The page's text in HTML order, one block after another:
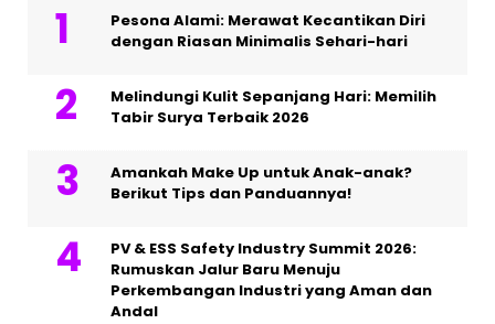
Pesona Alami: Merawat Kecantikan Diri
dengan Riasan Minimalis Sehari-hari
Melindungi Kulit Sepanjang Hari: Memilih
Tabir Surya Terbaik 2026
Amankah Make Up untuk Anak-anak?
Berikut Tips dan Panduannya!
PV & ESS Safety Industry Summit 2026:
Rumuskan Jalur Baru Menuju
Perkembangan Industri yang Aman dan
Andal